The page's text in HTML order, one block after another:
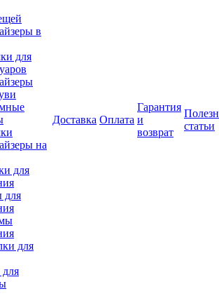
в
для
на
для
для
для
Доставка Оплата
Гарантия
и
возврат
статьи